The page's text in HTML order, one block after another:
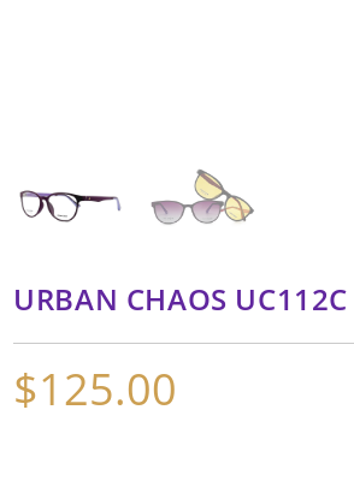
URBAN CHAOS
$125.00